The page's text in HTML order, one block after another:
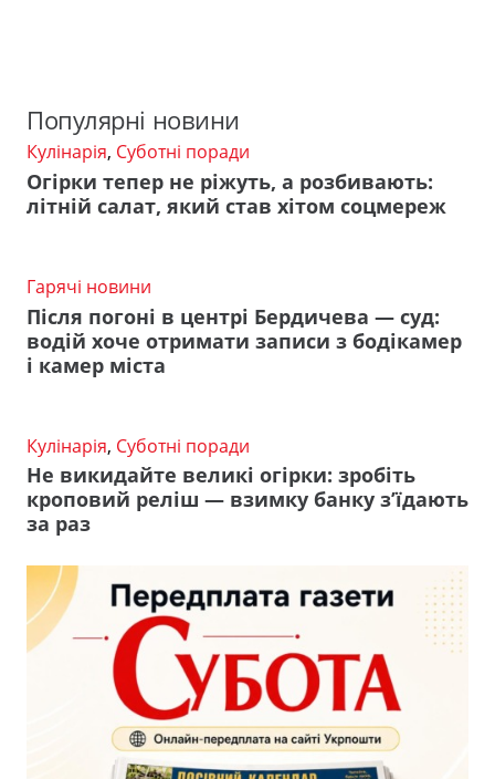
Популярні новини
Кулінарія, Суботні поради
Огірки тепер не ріжуть, а розбивають:
літній салат, який став хітом соцмереж
Гарячі новини
Після погоні в центрі Бердичева — суд:
водій хоче отримати записи з бодікамер
і камер міста
Кулінарія, Суботні поради
Не викидайте великі огірки: зробіть
кроповий реліш — взимку банку з’їдають
за раз